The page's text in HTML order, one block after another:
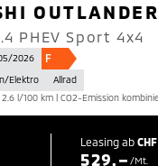
OUTLANDER
PHEV Sport 4x4
2026 F
Elektro
Allrad
l/100 km | CO2-Emission
Leasing ab CHF
529.– /Mt.